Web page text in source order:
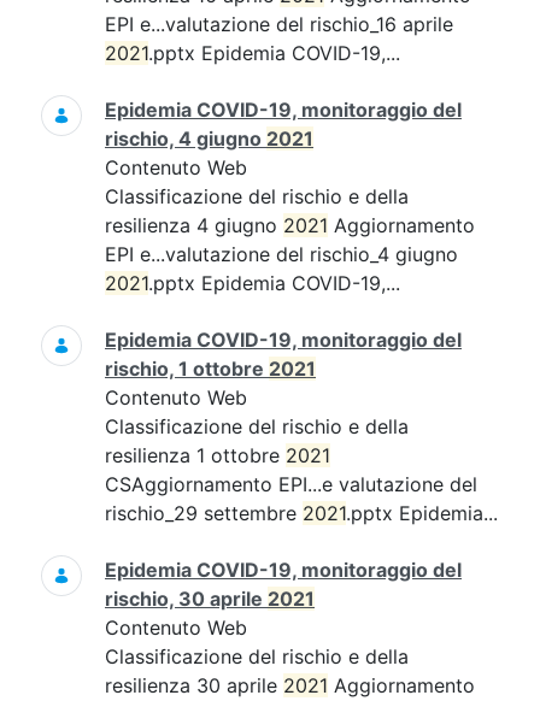
EPI e...valutazione del rischio_16 aprile
2021.pptx Epidemia COVID-19,...
Epidemia COVID-19, monitoraggio del
rischio, 4 giugno 2021
Contenuto Web
Classificazione del rischio e della
resilienza 4 giugno 2021 Aggiornamento
EPI e...valutazione del rischio_4 giugno
2021.pptx Epidemia COVID-19,...
Epidemia COVID-19, monitoraggio del
rischio, 1 ottobre 2021
Contenuto Web
Classificazione del rischio e della
resilienza 1 ottobre 2021
CSAggiornamento EPI...e valutazione del
rischio_29 settembre 2021.pptx Epidemia...
Epidemia COVID-19, monitoraggio del
rischio, 30 aprile 2021
Contenuto Web
Classificazione del rischio e della
resilienza 30 aprile 2021 Aggiornamento